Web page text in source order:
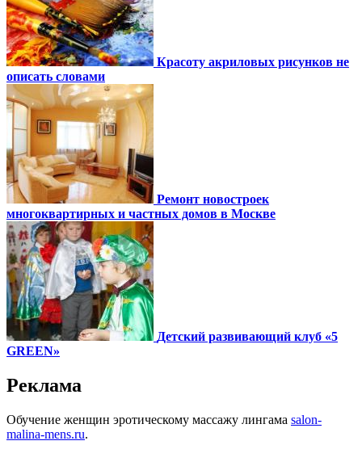
Красоту акриловых рисунков не
описать словами
Ремонт новостроек
многоквартирных и частных домов в Москве
Детский развивающий клуб «5
GREEN»
Реклама
Обучение женщин эротическому массажу лингама salon-
malina-mens.ru.